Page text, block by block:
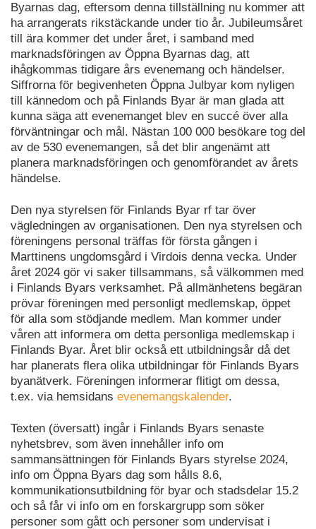
Byarnas dag, eftersom denna tillställning nu kommer att
ha arrangerats rikstäckande under tio år. Jubileumsåret
till ära kommer det under året, i samband med
marknadsföringen av Öppna Byarnas dag, att
ihågkommas tidigare års evenemang och händelser.
Siffrorna för begivenheten Öppna Julbyar kom nyligen
till kännedom och på Finlands Byar är man glada att
kunna säga att evenemanget blev en succé över alla
förväntningar och mål. Nästan 100 000 besökare tog del
av de 530 evenemangen, så det blir angenämt att
planera marknadsföringen och genomförandet av årets
händelse.
Den nya styrelsen för Finlands Byar rf tar över
vägledningen av organisationen. Den nya styrelsen och
föreningens personal träffas för första gången i
Marttinens ungdomsgård i Virdois denna vecka. Under
året 2024 gör vi saker tillsammans, så välkommen med
i Finlands Byars verksamhet. På allmänhetens begäran
prövar föreningen med personligt medlemskap, öppet
för alla som stödjande medlem. Man kommer under
våren att informera om detta personliga medlemskap i
Finlands Byar. Året blir också ett utbildningsår då det
har planerats flera olika utbildningar för Finlands Byars
byanätverk. Föreningen informerar flitigt om dessa,
t.ex. via hemsidans evenemangskalender.
Texten (översatt) ingår i Finlands Byars senaste
nyhetsbrev, som även innehåller info om
sammansättningen för Finlands Byars styrelse 2024,
info om Öppna Byars dag som hålls 8.6,
kommunikationsutbildning för byar och stadsdelar 15.2
och så får vi info om en forskargrupp som söker
personer som gått och personer som undervisat i